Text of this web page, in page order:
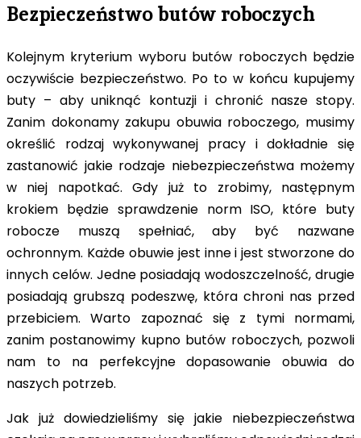
Bezpieczeństwo butów roboczych
Kolejnym kryterium wyboru butów roboczych będzie
oczywiście bezpieczeństwo. Po to w końcu kupujemy
buty – aby uniknąć kontuzji i chronić nasze stopy.
Zanim dokonamy zakupu obuwia roboczego, musimy
określić rodzaj wykonywanej pracy i dokładnie się
zastanowić jakie rodzaje niebezpieczeństwa możemy
w niej napotkać. Gdy już to zrobimy, następnym
krokiem będzie sprawdzenie norm ISO, które buty
robocze muszą spełniać, aby być nazwane
ochronnym. Każde obuwie jest inne i jest stworzone do
innych celów. Jedne posiadają wodoszczelność, drugie
posiadają grubszą podeszwę, która chroni nas przed
przebiciem. Warto zapoznać się z tymi normami,
zanim postanowimy kupno butów roboczych, pozwoli
nam to na perfekcyjne dopasowanie obuwia do
naszych potrzeb.
Jak już dowiedzieliśmy się jakie niebezpieczeństwa